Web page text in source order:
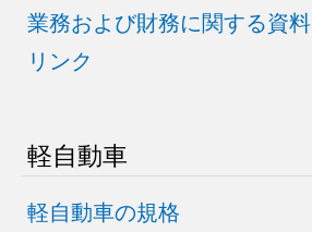
業務および財務に関する資料
リンク
軽自動車
軽自動車の規格